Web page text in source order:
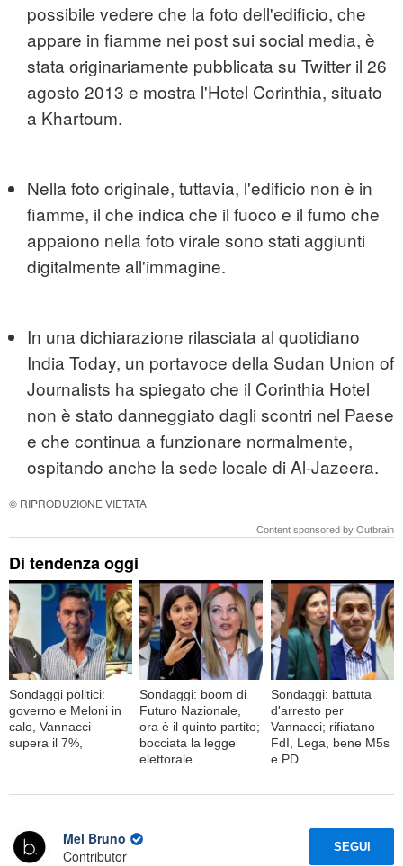
possibile vedere che la foto dell'edificio, che
appare in fiamme nei post sui social media, è
stata originariamente pubblicata su Twitter il 26
agosto 2013 e mostra l'Hotel Corinthia, situato
a Khartoum.
Nella foto originale, tuttavia, l'edificio non è in
fiamme, il che indica che il fuoco e il fumo che
appaiono nella foto virale sono stati aggiunti
digitalmente all'immagine.
In una dichiarazione rilasciata al quotidiano
India Today, un portavoce della Sudan Union of
Journalists ha spiegato che il Corinthia Hotel
non è stato danneggiato dagli scontri nel Paese
e che continua a funzionare normalmente,
ospitando anche la sede locale di Al-Jazeera.
© RIPRODUZIONE VIETATA
Content sponsored by Outbrain
Di tendenza oggi
Sondaggi politici:
governo e Meloni in
calo, Vannacci
supera il 7%,
Sondaggi: boom di
Futuro Nazionale,
ora è il quinto partito;
bocciata la legge
elettorale
Sondaggi: battuta
d'arresto per
Vannacci; rifiatano
FdI, Lega, bene M5s
e PD
Mel Bruno
Contributor
SEGUI